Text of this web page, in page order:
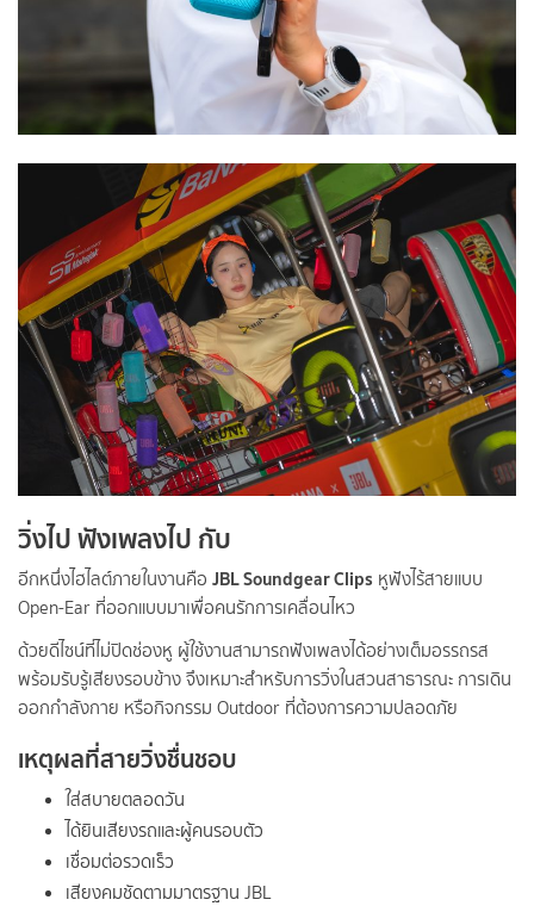
วิ่งไป ฟังเพลงไป กับ
อีกหนึ่งไฮไลต์ภายในงานคือ JBL Soundgear Clips หูฟังไร้สายแบบ
Open-Ear ที่ออกแบบมาเพื่อคนรักการเคลื่อนไหว
ด้วยดีไซน์ที่ไม่ปิดช่องหู ผู้ใช้งานสามารถฟังเพลงได้อย่างเต็มอรรถรส
พร้อมรับรู้เสียงรอบข้าง จึงเหมาะสำหรับการวิ่งในสวนสาธารณะ การเดิน
ออกกำลังกาย หรือกิจกรรม Outdoor ที่ต้องการความปลอดภัย
เหตุผลที่สายวิ่งชื่นชอบ
ใส่สบายตลอดวัน
ได้ยินเสียงรถและผู้คนรอบตัว
เชื่อมต่อรวดเร็ว
เสียงคมชัดตามมาตรฐาน JBL